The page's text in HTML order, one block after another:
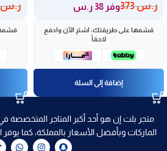
ر.س373 وفر 38 ر.س
قسّمها على طريقتك، اشترِ الآن وادفع
لاحقاً
إضافة إلى السلة
ر.س
متجر بلت إن هو أحد أكبر المتاجر المتخصصة
الماركات وبأفضل الأسعار بالمملكة، كما